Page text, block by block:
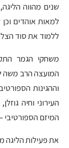
שנים מהווה
למאות אוהדים
ללמוד את סוד
משחקי הגמר
המועצה הרב משה
וההגינות
העירוני וחיה
המיזם הספורטיבי
את פעילות הליגה